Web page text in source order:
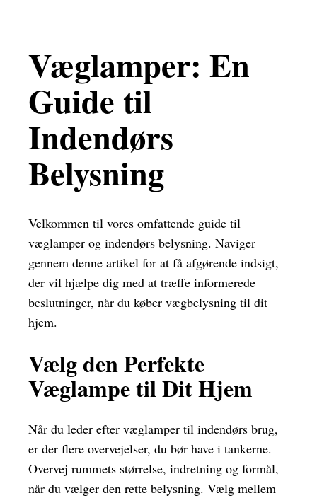
Væglamper: En
Guide til
Indendørs
Belysning
Velkommen til vores omfattende guide til
væglamper og indendørs belysning. Naviger
gennem denne artikel for at få afgørende indsigt,
der vil hjælpe dig med at træffe informerede
beslutninger, når du køber vægbelysning til dit
hjem.
Vælg den Perfekte
Væglampe til Dit Hjem
Når du leder efter væglamper til indendørs brug,
er der flere overvejelser, du bør have i tankerne.
Overvej rummets størrelse, indretning og formål,
når du vælger den rette belysning. Vælg mellem